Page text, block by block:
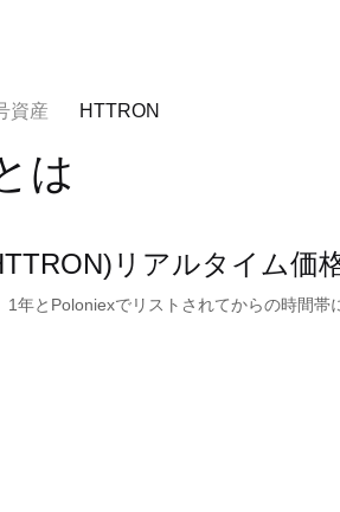
資産 HTTRON
は
リアルタイム価
1年とPoloniexでリストされてからの時間